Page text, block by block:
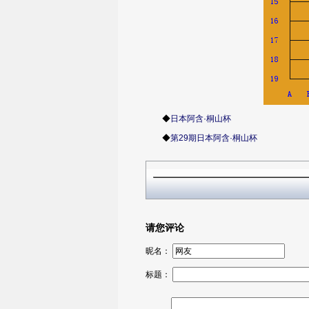
◆日本阿含·桐山杯
◆第29期日本阿含·桐山杯
请您评论
昵名：
标题：